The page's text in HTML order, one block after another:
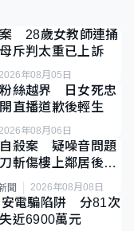
28歲女教師連捅
斥判太重已上訴
年08月05日
絲越界 日女死忠
直播道歉後輕生
年08月06日
殺案 疑噪音問題
斬傷樓上鄰居後墮
聞 2026年08月08日
安電騙陷阱 分81次
近6900萬元